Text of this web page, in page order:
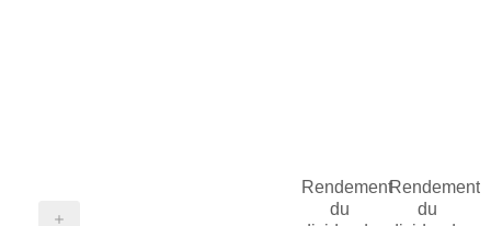
Rendement
du
Rendement
du